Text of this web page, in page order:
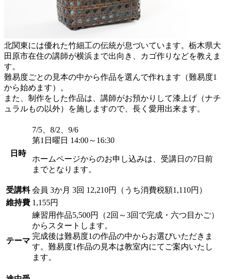
北関東には優れた竹細工の伝統が息づいています。栃木県大
田原市在住の講師が横浜まで出向き、カゴ作りなどを教えま
す。
難易度ごとの見本の中から作品を選んで作れます（難易度1
から始めます）。
また、制作をした作品は、講師がお預かりして漆上げ（ナチ
ュラルもの以外）を施しますので、長く愛用出来ます。
日時
7/5、8/2、9/6
第1日曜日 14:00～16:30
ホームページからのお申し込みは、受講日の7日前
までとなります。
受講料 会員 3か月 3回 12,210円（うち消費税額1,110円）
維持費 1,155円
テーマ
練習用作品5,500円（2回～3回で完成・六つ目かご）
からスタートします。
完成後は難易度1の作品の中からお選びいただきま
す。難易度1作品の見本は教室内にてご案内いたし
ます。